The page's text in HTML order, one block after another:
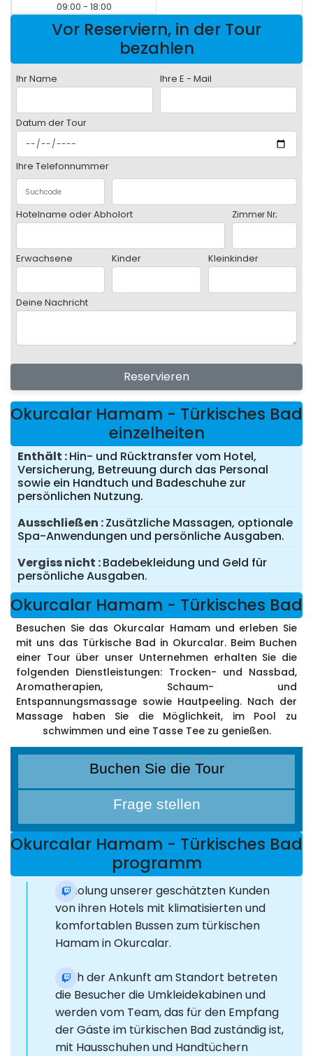
09:00 - 18:00
Vor Reserviern, in der Tour
bezahlen
Ihr Name Ihre E - Mail
Datum der Tour
Ihre Telefonnummer
Hotelname oder Abholort Zimmer Nr;
Erwachsene Kinder Kleinkinder
Deine Nachricht
Reservieren
Okurcalar Hamam - Türkisches Bad
einzelheiten
Enthält Hin- und Rücktransfer vom Hotel,
Versicherung, Betreuung durch das Personal
sowie ein Handtuch und Badeschuhe zur
persönlichen Nutzung.
Ausschließen Zusätzliche Massagen, optionale
Spa-Anwendungen und persönliche Ausgaben.
Vergiss nicht Badebekleidung und Geld für
persönliche Ausgaben.
Okurcalar Hamam - Türkisches Bad
Besuchen Sie das Okurcalar Hamam und erleben Sie
mit uns das Türkische Bad in Okurcalar. Beim Buchen
einer Tour über unser Unternehmen erhalten Sie die
folgenden Dienstleistungen: Trocken- und Nassbad,
Aromatherapien, Schaum- und
Entspannungsmassage sowie Hautpeeling. Nach der
Massage haben Sie die Möglichkeit, im Pool zu
schwimmen und eine Tasse Tee zu genießen.
Buchen Sie die Tour
Frage stellen
Okurcalar Hamam - Türkisches Bad
programm
Abholung unserer geschätzten Kunden
von ihren Hotels mit klimatisierten und
komfortablen Bussen zum türkischen
Hamam in Okurcalar.
Nach der Ankunft am Standort betreten
die Besucher die Umkleidekabinen und
werden vom Team, das für den Empfang
der Gäste im türkischen Bad zuständig ist,
mit Hausschuhen und Handtüchern